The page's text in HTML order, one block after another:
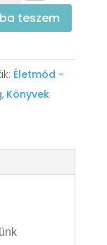
teszem
Életmód -
, Könyvek